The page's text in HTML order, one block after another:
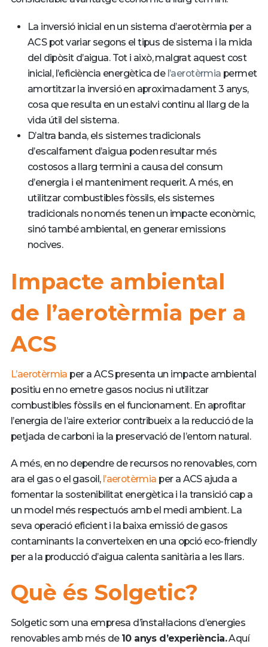
La inversió inicial en un sistema d’aerotèrmia per a
ACS pot variar segons el tipus de sistema i la mida
del dipòsit d’aigua. Tot i això, malgrat aquest cost
inicial, l’eficiència energètica de l’aerotèrmia permet
amortitzar la inversió en aproximadament 3 anys,
cosa que resulta en un estalvi continu al llarg de la
vida útil del sistema.
D’altra banda, els sistemes tradicionals
d’escalfament d’aigua poden resultar més
costosos a llarg termini a causa del consum
d’energia i el manteniment requerit. A més, en
utilitzar combustibles fòssils, els sistemes
tradicionals no només tenen un impacte econòmic,
sinó també ambiental, en generar emissions
nocives.
Impacte ambiental
de l’aerotèrmia per a
ACS
L’aerotèrmia per a ACS presenta un impacte ambiental
positiu en no emetre gasos nocius ni utilitzar
combustibles fòssils en el funcionament. En aprofitar
l’energia de l’aire exterior contribueix a la reducció de la
petjada de carboni ia la preservació de l’entorn natural.
A més, en no dependre de recursos no renovables, com
ara el gas o el gasoil, l’aerotèrmia per a ACS ajuda a
fomentar la sostenibilitat energètica i la transició cap a
un model més respectuós amb el medi ambient. La
seva operació eficient i la baixa emissió de gasos
contaminants la converteixen en una opció eco-friendly
per a la producció d’aigua calenta sanitària a les llars.
Què és Solgetic?
Solgetic som una empresa d’instal·lacions d’energies
renovables amb més de 10 anys d’experiència.Aquí